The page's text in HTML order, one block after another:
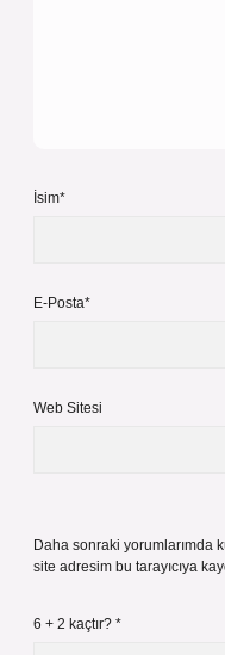
İsim*
E-Posta*
Web Sitesi
Daha sonraki yorumlarımda
site adresim bu tarayıcıya
6 + 2 kaçtır? *